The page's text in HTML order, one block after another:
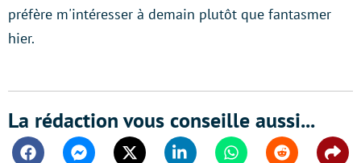
préfère m'intéresser à demain plutôt que fantasmer
hier.
La rédaction vous conseille aussi...